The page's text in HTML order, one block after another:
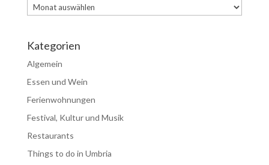
Kategorien
Algemein
Essen und Wein
Ferienwohnungen
Festival, Kultur und Musik
Restaurants
Things to do in Umbria